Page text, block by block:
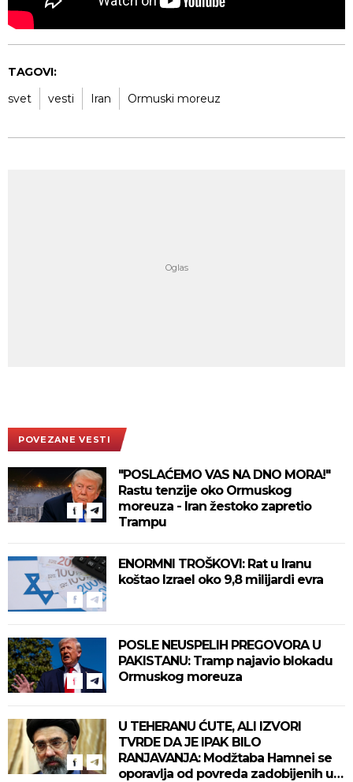
TAGOVI:
svet
vesti Iran Ormuski moreuz
POVEZANE VESTI
"POSLAĆEMO VAS NA DNO MORA!"
Rastu tenzije oko Ormuskog
moreuza - Iran žestoko zapretio
Trampu
ENORMNI TROŠKOVI: Rat u Iranu
koštao Izrael oko 9,8 milijardi evra
POSLE NEUSPELIH PREGOVORA U
PAKISTANU: Tramp najavio blokadu
Ormuskog moreuza
U TEHERANU ĆUTE, ALI IZVORI
TVRDE DA JE IPAK BILO
RANJAVANJA: Modžtaba Hamnei se
oporavlja od povreda zadobijenih u